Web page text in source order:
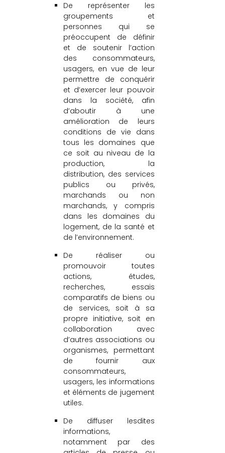
De représenter les
groupements et
personnes qui se
préoccupent de définir
et de soutenir l’action
des consommateurs,
usagers, en vue de leur
permettre de conquérir
et d’exercer leur pouvoir
dans la société, afin
d’aboutir à une
amélioration de leurs
conditions de vie dans
tous les domaines que
ce soit au niveau de la
production, la
distribution, des services
publics ou privés,
marchands ou non
marchands, y compris
dans les domaines du
logement, de la santé et
de l’environnement.
De réaliser ou
promouvoir toutes
actions, études,
recherches, essais
comparatifs de biens ou
de services, soit à sa
propre initiative, soit en
collaboration avec
d’autres associations ou
organismes, permettant
de fournir aux
consommateurs,
usagers, les informations
et éléments de jugement
utiles.
De diffuser lesdites
informations,
notamment par des